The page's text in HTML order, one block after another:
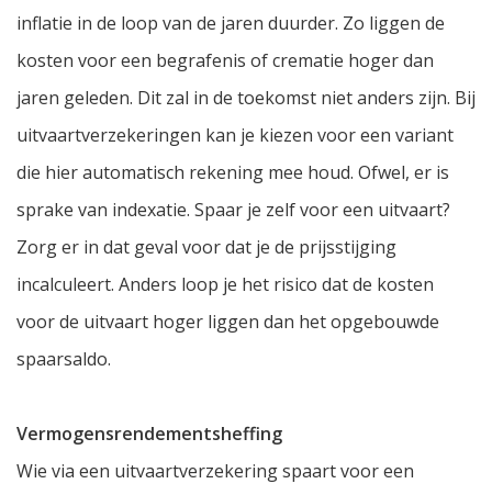
inflatie in de loop van de jaren duurder. Zo liggen de
kosten voor een begrafenis of crematie hoger dan
jaren geleden. Dit zal in de toekomst niet anders zijn. Bij
uitvaartverzekeringen kan je kiezen voor een variant
die hier automatisch rekening mee houd. Ofwel, er is
sprake van indexatie. Spaar je zelf voor een uitvaart?
Zorg er in dat geval voor dat je de prijsstijging
incalculeert. Anders loop je het risico dat de kosten
voor de uitvaart hoger liggen dan het opgebouwde
spaarsaldo.
Vermogensrendementsheffing
Wie via een uitvaartverzekering spaart voor een